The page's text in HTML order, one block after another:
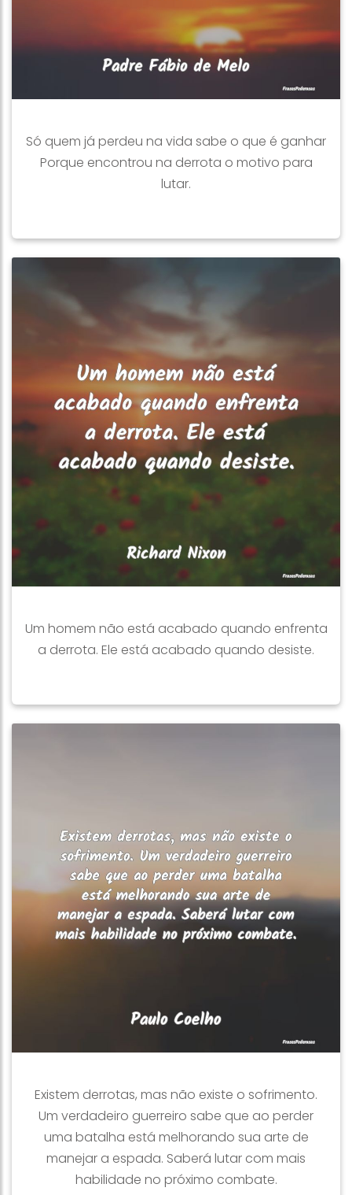
Só quem já perdeu na vida sabe o que é ganhar
Porque encontrou na derrota o motivo para
lutar.
Um homem não está acabado quando enfrenta
a derrota. Ele está acabado quando desiste.
Existem derrotas, mas não existe o sofrimento.
Um verdadeiro guerreiro sabe que ao perder
uma batalha está melhorando sua arte de
manejar a espada. Saberá lutar com mais
habilidade no próximo combate.